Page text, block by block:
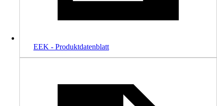
EEK - Produktdatenblatt